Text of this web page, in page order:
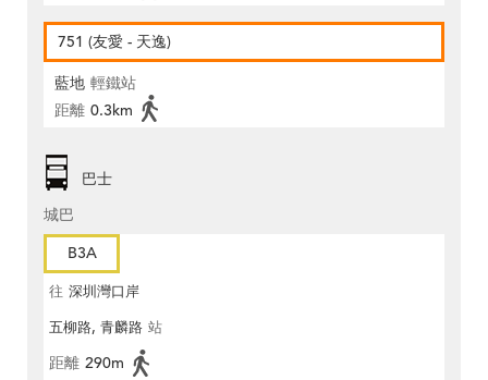
751 (友愛 - 天逸)
藍地 輕鐵站
距離 0.3km
巴士
城巴
B3A
往 深圳灣口岸
五柳路, 青麟路 站
距離 290m